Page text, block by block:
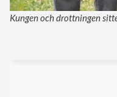
Kungen och drottningen